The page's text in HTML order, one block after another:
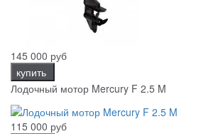
145 000 руб
купить
Лодочный мотор Mercury F 2.5 M
115 000 руб